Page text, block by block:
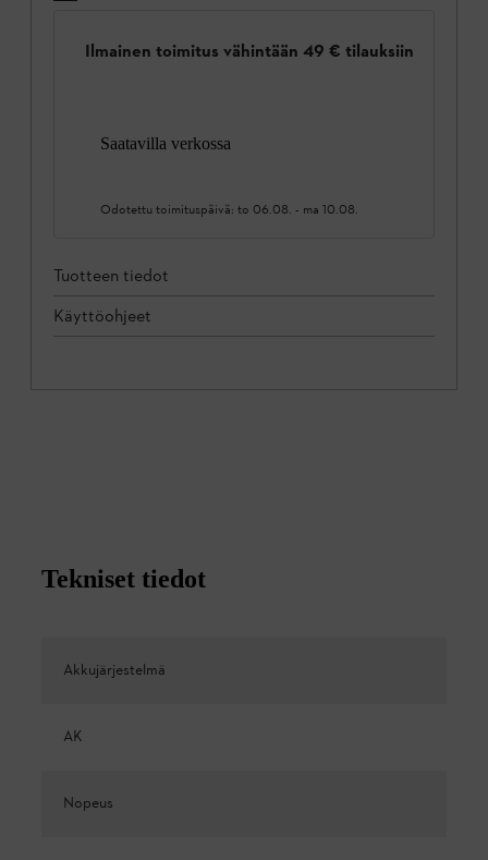
Ilmainen toimitus vähintään 49 € tilauksiin
Saatavilla verkossa
Odotettu toimituspäivä: to 06.08. - ma 10.08.
Tuotteen tiedot
Käyttöohjeet
Tekniset tiedot
Akkujärjestelmä
AK
Nopeus